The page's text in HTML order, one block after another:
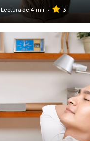
Lectura de 4 min 3